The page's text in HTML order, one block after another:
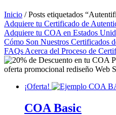
Inicio / Posts etiquetados
Adquiere tu Certificado de
Adquiere tu COA en Estados
Cómo Son Nuestros Certificados
FAQs Acerca del Proceso de
¡Oferta!
COA Basic